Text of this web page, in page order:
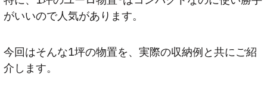
がいいので人気があります。
今回はそんな1坪の物置を、実際の収納例と共にご紹
介します。